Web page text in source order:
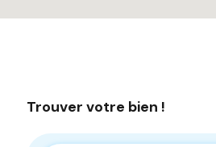
Trouver votre bien !